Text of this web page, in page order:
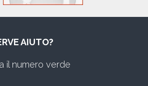
AIUTO?
il numero verde